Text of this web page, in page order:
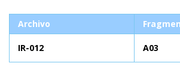
Archivo
IR-012 A03